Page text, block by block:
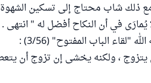
مع ذلك شاب محتاج إلى تسكين
يُمارَى في أن النكاح أفضل له " انتهى .
الباب المفتوح" (3/56) :
، ولكنه يخشى إن تزوج أن